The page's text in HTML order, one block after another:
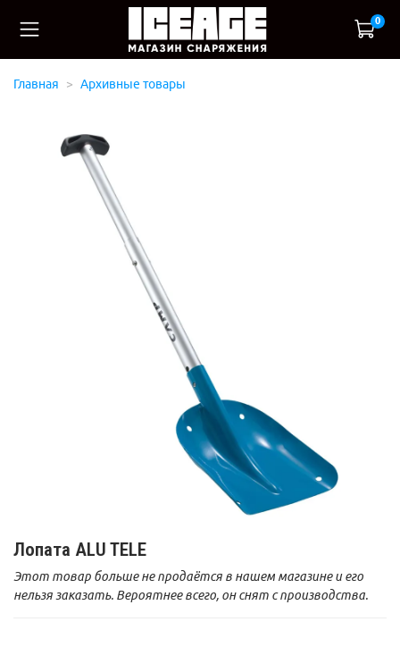
0
Главная Архивные товары
Лопата ALU TELE
Этот товар больше не продаётся в нашем магазине и его
нельзя заказать. Вероятнее всего, он снят с производства.